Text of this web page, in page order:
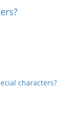
characters?